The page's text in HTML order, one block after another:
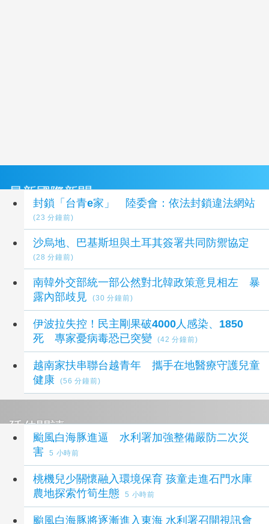
最新國際新聞
封鎖「台青e家」 陸委會：依法封鎖違法網站
(23 分鐘前)
沙烏地、巴基斯坦與土耳其簽署共同防禦協定
(28 分鐘前)
南韓外交部統一部公然對北韓政策意見相左 暴
露內部歧見
(30 分鐘前)
伊波拉失控！民主剛果破4000人感染、1850
死 專家憂病毒恐已突變
(42 分鐘前)
越南家扶串聯台越青年 攜手在地醫療守護兒童
健康
(56 分鐘前)
延伸閱讀
颱風白海豚進逼 水利署加強整備嚴防二次災
害
5 小時前
桃機兒少關懷融入環境保育 孩童走進石門水庫
農地探索竹筍生態
5 小時前
颱風白海豚將逐漸進入東海 水利署召開視訊會